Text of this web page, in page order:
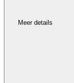
Meer details